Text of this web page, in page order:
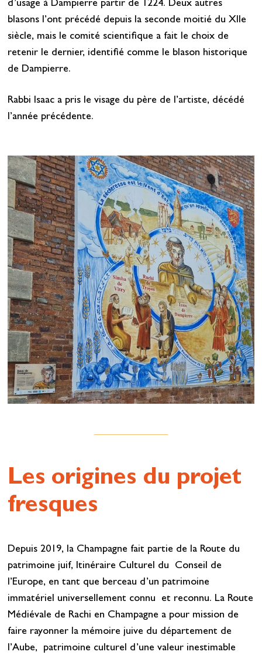
d’usage à Dampierre partir de 1224. Deux autres
blasons l’ont précédé depuis la seconde moitié du XIIe
siècle, mais le comité scientifique a fait le choix de
retenir le dernier, identifié comme le blason historique
de Dampierre.
Rabbi Isaac a pris le visage du père de l’artiste, décédé
l’année précédente.
Les origines du projet
fresques
Depuis 2019, la Champagne fait partie de la Route du
patrimoine juif, Itinéraire Culturel du Conseil de
l’Europe, en tant que berceau d’un patrimoine
immatériel universellement connu et reconnu. La Route
Médiévale de Rachi en Champagne a pour mission de
faire rayonner la mémoire juive du département de
l’Aube, patrimoine culturel d’une valeur inestimable